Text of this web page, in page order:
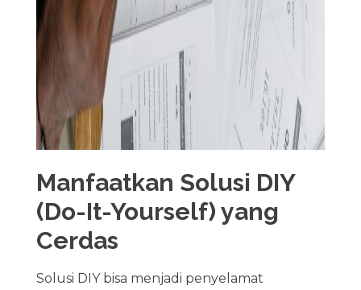
Manfaatkan Solusi DIY
(Do-It-Yourself) yang
Cerdas
Solusi DIY bisa menjadi penyelamat